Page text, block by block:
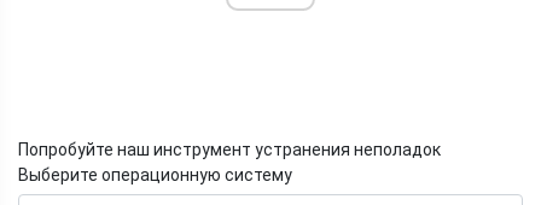
Попробуйте наш инструмент устранения неполадок
Выберите операционную систему